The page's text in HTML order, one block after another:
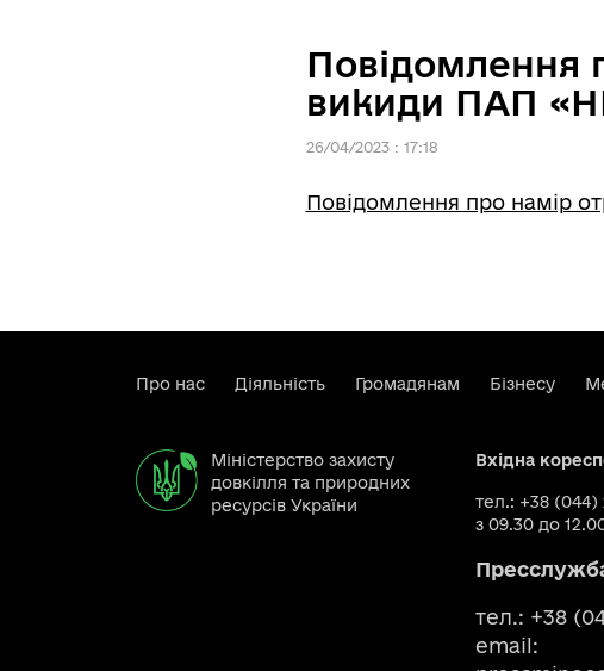
Повідомлення
викиди ПАП
26/04/2023 : 17:18
Повідомлення про намір
Про нас Діяльність Громадянам Бізнесу
Міністерство захисту
довкілля та природних
ресурсів України
Вхідна
тел.: +38 (044)
з 09.30 до
тел.: +38
email: